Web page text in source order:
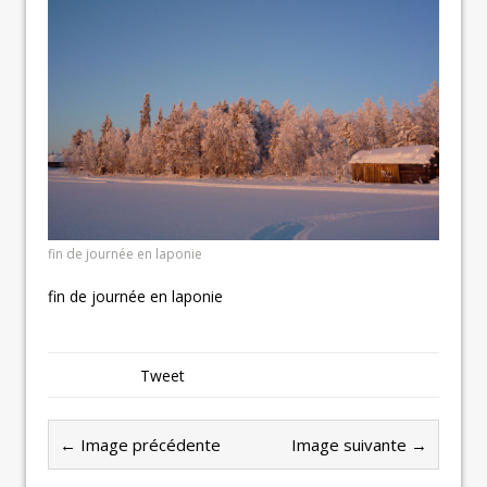
fin de journée en laponie
fin de journée en laponie
Tweet
← Image précédente Image suivante →